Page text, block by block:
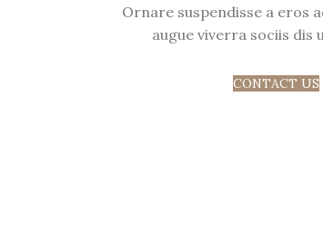
Ornare suspendisse a eros
augue viverra sociis
CONTACT US